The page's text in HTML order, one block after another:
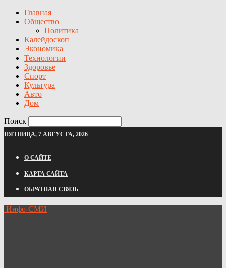
Главная
Общество
Политика
Калейдоскоп
Экономика
Технологии
Здоровье
Спорт
Культура
Авто
Дом
Поиск
ПЯТНИЦА, 7 АВГУСТА, 2026
О САЙТЕ
КАРТА САЙТА
ОБРАТНАЯ СВЯЗЬ
Инфо-СМИ